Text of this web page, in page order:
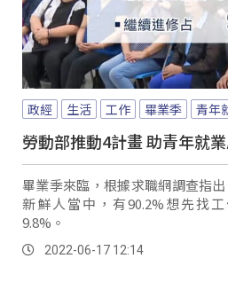
政經 生活 工作 畢業季 青年
勞動部推動4計畫 助青年就
畢業季來臨，根據求職網調查指
新鮮人當中，有90.2%想先找
9.8%。
2022-06-17 12:14